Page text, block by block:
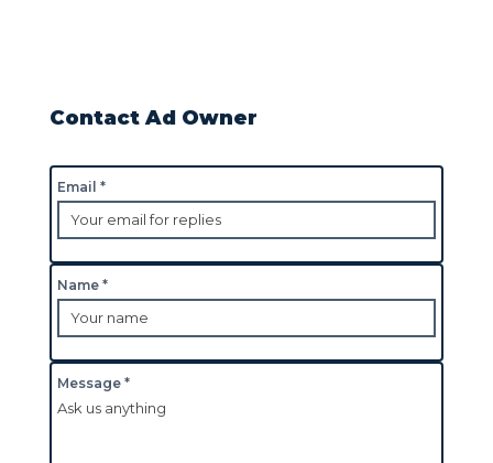
Contact Ad Owner
Email *
Name *
Message *